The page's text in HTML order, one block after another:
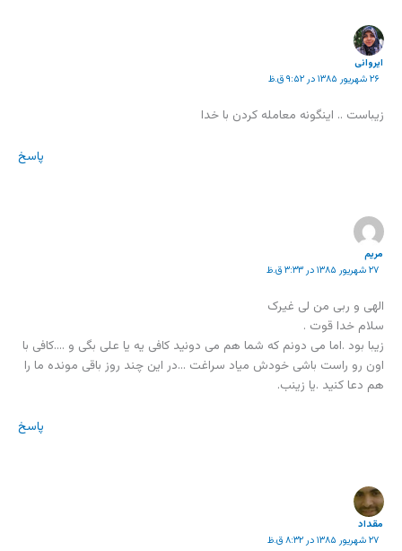
ایروانی
۲۶ شهریور ۱۳۸۵ در ۹:۵۲ ق.ظ
زیباست .. اینگونه معامله کردن با خدا
پاسخ
مریم
۲۷ شهریور ۱۳۸۵ در ۳:۳۳ ق.ظ
الهی و ربی من لی غیرک
سلام خدا قوت .
زیبا بود .اما می دونم که شما هم می دونید کافی یه یا علی بگی و ….کافی با
اون رو راست باشی خودش میاد سراغت …در این چند روز باقی مونده ما را
هم دعا کنید .یا زینب.
پاسخ
مقداد
۲۷ شهریور ۱۳۸۵ در ۸:۳۲ ق.ظ